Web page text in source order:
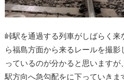
峠駅を通過する列車がしばらく来
ら福島方面から来るレールを撮影
っているのが分かると思いますが
駅方向へ急勾配をに下っていきま